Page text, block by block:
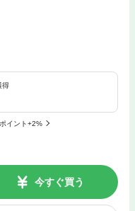
得
イント+2%
今すぐ買う